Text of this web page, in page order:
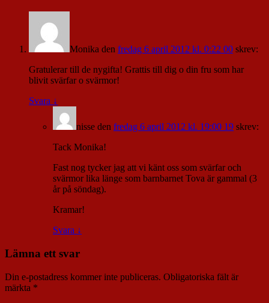
Monika den fredag 6 april 2012 kl. 0:22 00 skrev:
Gratulerar till de nygifta! Grattis till dig o din fru som har
blivit svärfar o svärmor!
Svara ↓
nisse den fredag 6 april 2012 kl. 19:00 19 skrev:
Tack Monika!
Fast nog tycker jag att vi känt oss som svärfar och
svärmor lika länge som barnbarnet Tova är gammal (3
år på söndag).
Kramar!
Svara ↓
Lämna ett svar
Din e-postadress kommer inte publiceras. Obligatoriska fält är
märkta *